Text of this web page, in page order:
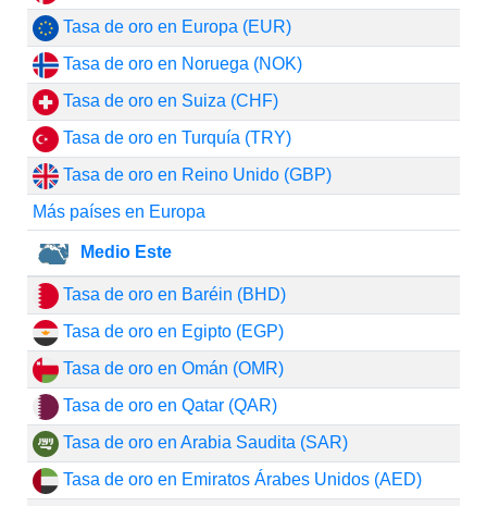
Tasa de oro en Europa (EUR)
Tasa de oro en Noruega (NOK)
Tasa de oro en Suiza (CHF)
Tasa de oro en Turquía (TRY)
Tasa de oro en Reino Unido (GBP)
Más países en Europa
Medio Este
Tasa de oro en Baréin (BHD)
Tasa de oro en Egipto (EGP)
Tasa de oro en Omán (OMR)
Tasa de oro en Qatar (QAR)
Tasa de oro en Arabia Saudita (SAR)
Tasa de oro en Emiratos Árabes Unidos (AED)